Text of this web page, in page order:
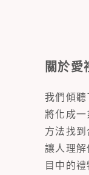
關於愛
我們傾聽
將化成一
方法找
讓人理
目中的